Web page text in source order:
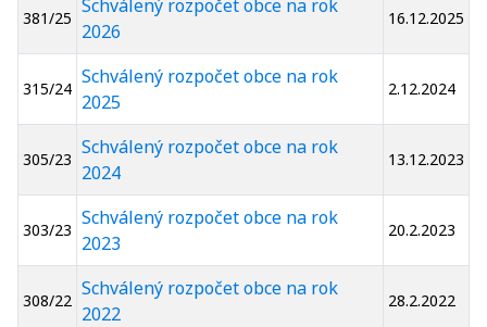
381/25
Schválený rozpočet obce na rok
2026
16.12.2025
315/24
Schválený rozpočet obce na rok
2025
2.12.2024
305/23
Schválený rozpočet obce na rok
2024
13.12.2023
303/23
Schválený rozpočet obce na rok
2023
20.2.2023
308/22
Schválený rozpočet obce na rok
2022
28.2.2022